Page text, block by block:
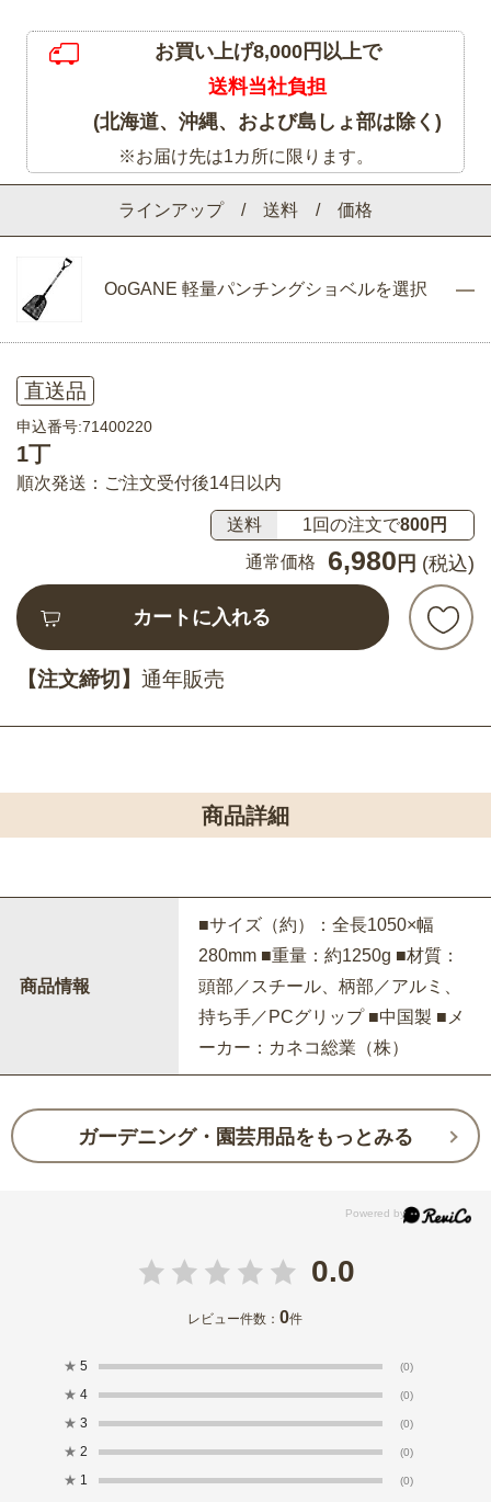
ラインアップ / 送料 / 価格
OoGANE 軽量パンチングショベルを選択
直送品
申込番号:71400220
1丁
順次発送：ご注文受付後14日以内
送料 1回の注文で800円
通常価格
6,980 円 (税込)
カートに入れる
【注文締切】 通年販売
お買い上げ8,000円以上で
送料当社負担
(北海道、沖縄、および島しょ部は除く)
※お届け先は1カ所に限ります。
商品詳細
商品情報
■サイズ（約）：全長1050×幅
280mm ■重量：約1250g ■材質：
頭部／スチール、柄部／アルミ、
持ち手／PCグリップ ■中国製 ■メ
ーカー：カネコ総業（株）
ガーデニング・園芸用品をもっとみる
0.0
レビュー件数：0件
★ 5 (0)
★ 4 (0)
★ 3 (0)
★ 2 (0)
★ 1 (0)